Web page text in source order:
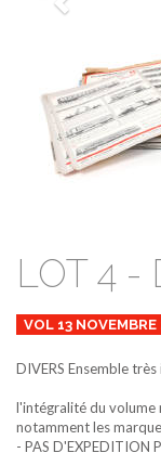
Précédént
LOT 4 -
VOL 13 NOVEMBRE
DIVERS Ensemble
l'intégralité du volume
notamment les
- PAS D'EXPEDITION